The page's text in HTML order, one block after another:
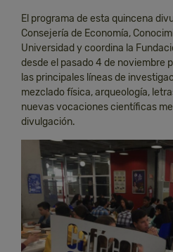
El programa de esta quincena
Consejería de Economía,
Universidad y coordina la
desde el pasado 4 de noviembre
las principales líneas de
mezclado física, arqueología,
nuevas vocaciones científicas
divulgación.